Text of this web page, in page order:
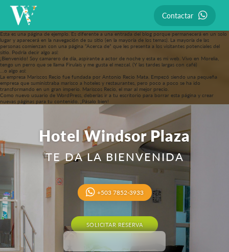
Contactar
Esta es una página de ejemplo. Es diferente a una entrada del blog porque permanecerá en un solo
lugar y aparecerá en la navegación de su sitio (en la mayoría de los temas). La mayoría de las
personas comienzan con una página “Acerca de” que les presenta a los visitantes potenciales del
sitio. Podría decir algo así:
¡Bienvenido! Soy camarero de día, aspirante a actor de noche y esta es mi web. Vivo en Morelia,
tengo un perro que se llama Firulais y me gusta el mezcal. (Y las tardes largas con café)
…o algo así:
La empresa Mariscos Recio fue fundada por Antonio Recio Mata. Empezó siendo una pequeña
empresa que suministraba marisco a hoteles y restaurantes, pero poco a poco se ha ido
transformando en un gran imperio. Mariscos Recio, el mar al mejor precio.
Como nuevo usuario de WordPress, deberías ir a tu escritorio para borrar esta página y crear
nuevas páginas para tu contenido. ¡Pásalo bien!
HotelWindsor Plaza
TE DA LA BIENVENIDA
+503 7852-3933
SOLICITAR RESERVA